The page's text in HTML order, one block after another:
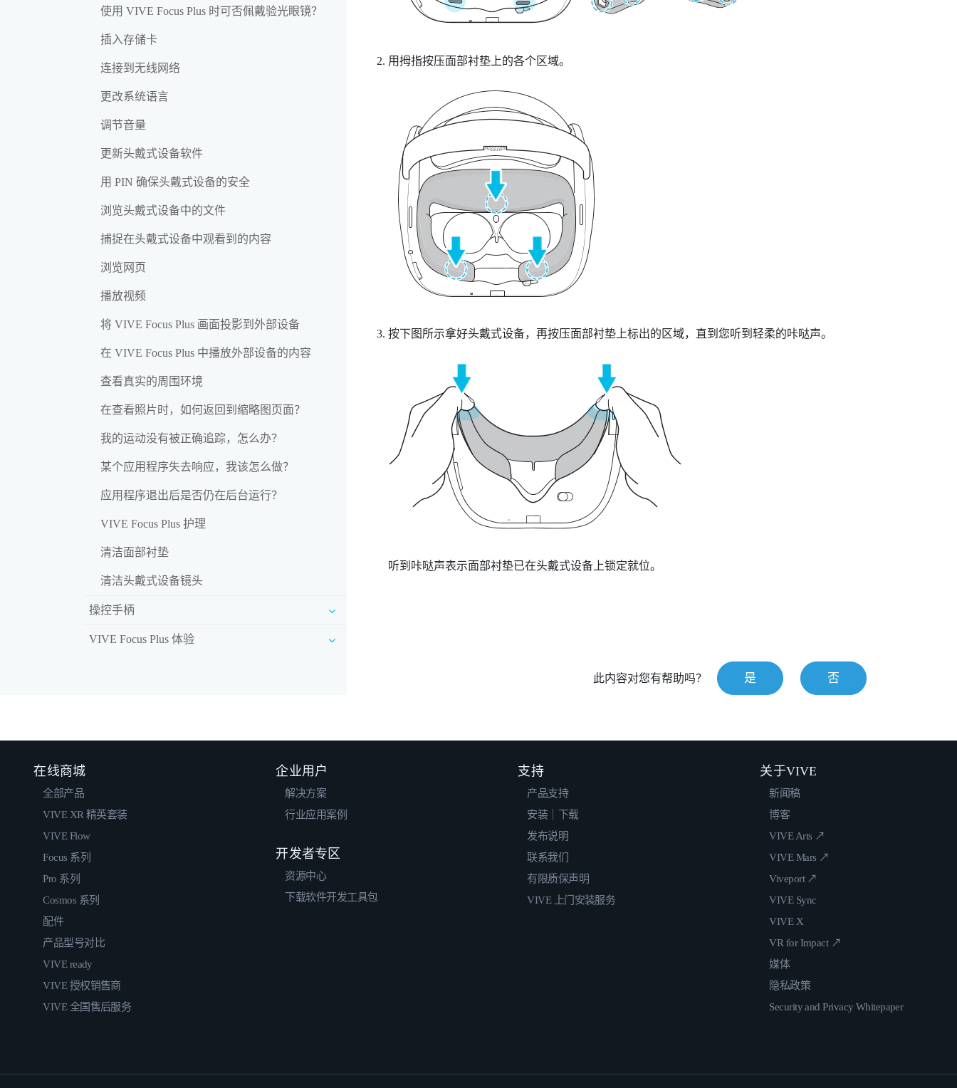
使用 VIVE Focus Plus 时可否佩戴验光眼镜？
插入存储卡
连接到无线网络
更改系统语言
调节音量
更新头戴式设备软件
用 PIN 确保头戴式设备的安全
浏览头戴式设备中的文件
捕捉在头戴式设备中观看到的内容
浏览网页
播放视频
将 VIVE Focus Plus 画面投影到外部设备
在 VIVE Focus Plus 中播放外部设备的内容
查看真实的周围环境
在查看照片时，如何返回到缩略图页面？
我的运动没有被正确追踪，怎么办？
某个应用程序失去响应，我该怎么做？
应用程序退出后是否仍在后台运行？
VIVE Focus Plus 护理
清洁面部衬垫
清洁头戴式设备镜头
操控手柄
VIVE Focus Plus 体验
用拇指按压面部衬垫上的各个区域。
按下图所示拿好头戴式设备，再按压面部衬垫上标出的区域，直到您听到轻柔的咔哒声。
听到咔哒声表示面部衬垫已在头戴式设备上锁定就位。
此内容对您有帮助吗？ 是 否
在线商城
全部产品
VIVE XR 精英套装
VIVE Flow
Focus 系列
Pro 系列
Cosmos 系列
配件
产品型号对比
VIVE ready
VIVE 授权销售商
VIVE 全国售后服务
企业用户
解决方案
行业应用案例
开发者专区
资源中心
下载软件开发工具包
支持
产品支持
安装｜下载
发布说明
联系我们
有限质保声明
VIVE 上门安装服务
关于VIVE
新闻稿
博客
VIVE Arts ↗
VIVE Mars ↗
Viveport ↗
VIVE Sync
VIVE X
VR for Impact ↗
媒体
隐私政策
Security and Privacy Whitepaper